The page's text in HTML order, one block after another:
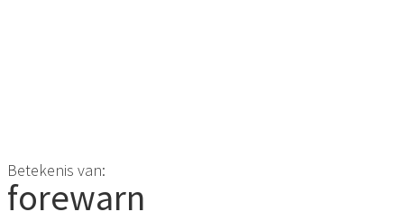
Betekenis van:
forewarn